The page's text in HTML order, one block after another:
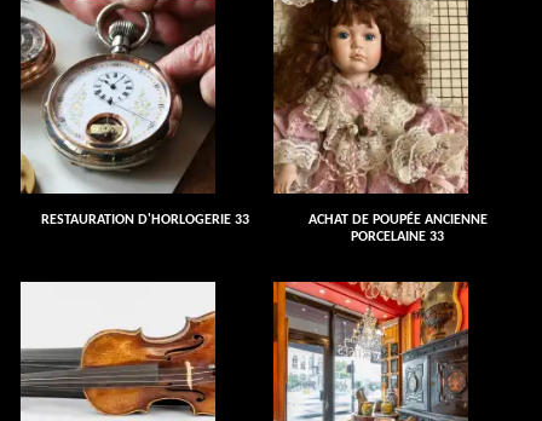
RESTAURATION D'HORLOGERIE 33
ACHAT DE POUPÉE ANCIENNE
PORCELAINE 33